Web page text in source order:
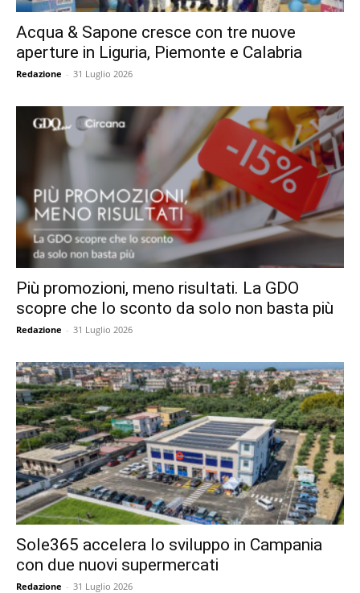
Acqua & Sapone cresce con tre nuove
aperture in Liguria, Piemonte e Calabria
Redazione - 31 Luglio 2026
Più promozioni, meno risultati. La GDO
scopre che lo sconto da solo non basta più
Redazione - 31 Luglio 2026
Sole365 accelera lo sviluppo in Campania
con due nuovi supermercati
Redazione - 31 Luglio 2026